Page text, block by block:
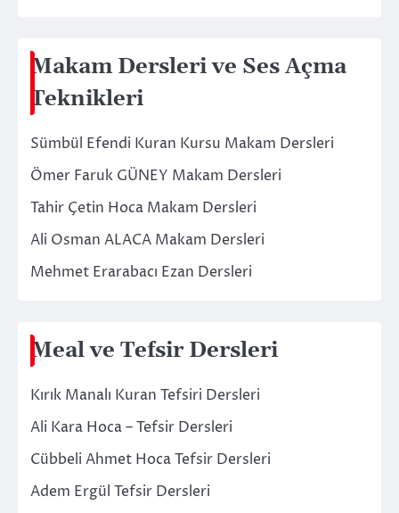
Makam Dersleri ve Ses Açma
Teknikleri
Sümbül Efendi Kuran Kursu Makam Dersleri
Ömer Faruk GÜNEY Makam Dersleri
Tahir Çetin Hoca Makam Dersleri
Ali Osman ALACA Makam Dersleri
Mehmet Erarabacı Ezan Dersleri
Meal ve Tefsir Dersleri
Kırık Manalı Kuran Tefsiri Dersleri
Ali Kara Hoca – Tefsir Dersleri
Cübbeli Ahmet Hoca Tefsir Dersleri
Adem Ergül Tefsir Dersleri